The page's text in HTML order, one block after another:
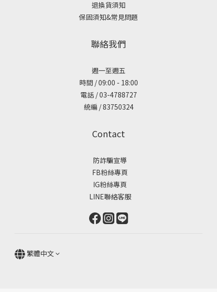
退換貨須知
保固須知&常見問題
聯絡我們
週一至週五
時間 / 09:00 - 18:00
電話 / 03-4788727
統編 / 83750324
Contact
防詐騙宣導
FB粉絲專頁
IG粉絲專頁
LINE聯絡客服
繁體中文